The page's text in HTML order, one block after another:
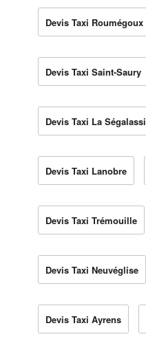
Devis Taxi Roumégoux
Devis Taxi Saint-Saury
Devis Taxi La
Devis Taxi Lanobre
Devis Taxi Trémouille
Devis Taxi Neuvéglise
Devis Taxi Ayrens